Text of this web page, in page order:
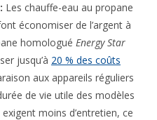
Les chauffe-eau au propane
économiser de l’argent à
homologué Energy Star
jusqu’à 20 % des coûts
aux appareils réguliers
de vie utile des modèles
moins d’entretien, ce